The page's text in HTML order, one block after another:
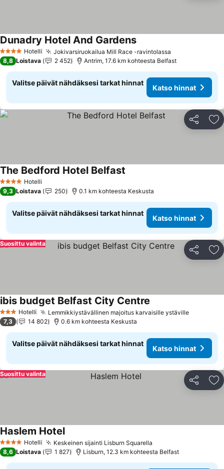
4 Tähtiluokitus
Hotelli Jokivarsiruokailua Mill Race -ravintolassa
Dunadry Hotel And GardensKatso hinnat
8,8 Loistava 2 452 Antrim, 17.6 km kohteesta Belfast
Valitse päivät nähdäksesi tarkat hinnat
Katso hinnat
Jaa
4 Tähtiluokitus
Hotelli
The Bedford Hotel Belfast
9,3 Loistava 250 0.1 km kohteesta Keskusta
Valitse päivät nähdäksesi tarkat hinnat
Katso hinnat
Jaa
Suosittu valinta
3 Tähtiluokitus
Hotelli Lemmikkiystävällinen majoitus karvaisille ystävilleKatso
ibis budget Belfast City Centre
7,3 14 802 0.6 km kohteesta Keskusta
Valitse päivät nähdäksesi tarkat hinnat
Katso hinnat
Jaa
Suosittu valinta
4 Tähtiluokitus
Hotelli Keskeinen sijainti Lisburn Squarella
Haslem HotelKatso hinnat
8,6 Loistava 1 827 Lisburn, 12.3 km kohteesta Belfast